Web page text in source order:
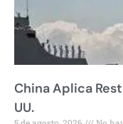
China Aplica
UU.